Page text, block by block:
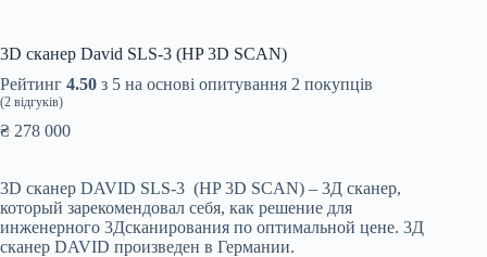
3D сканер David SLS-3 (HP 3D SCAN)
Рейтинг 4.50 з 5 на основі опитування 2 покупців
(2 відгуків)
₴ 278 000
3D сканер DAVID SLS-3 (HP 3D SCAN) – 3Д сканер,
который зарекомендовал себя, как решение для
инженерного 3Дсканирования по оптимальной цене. 3Д
сканер DAVID произведен в Германии.